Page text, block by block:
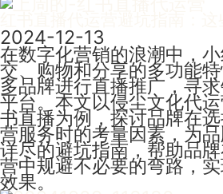
2024-12-13
在数字化营销的浪潮中，
交、购物和分享的多功能
多品牌进行直播推广，寻
平台。本文以侵尘文化代
书直播为例，探讨品牌在
营服务时的考量因素，为
详尽的避坑指南，帮助品
营中规避不必要的弯路，
效果。